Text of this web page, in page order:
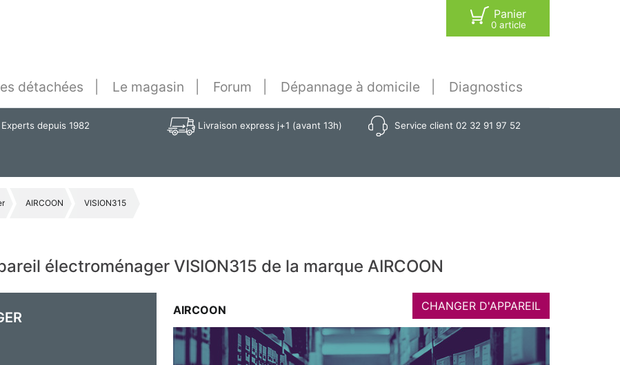
Panier
0 article
détachées Le magasin Forum Dépannage à domicile Diagnostics
Experts depuis 1982 Livraison express j+1 (avant 13h) Service client 02 32 91 97 52
AIRCOON VISION315
électroménager VISION315 de la marque AIRCOON
AIRCOON CHANGER D'APPAREIL